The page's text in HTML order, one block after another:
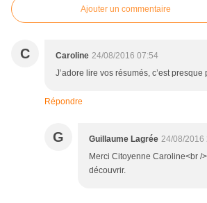
Ajouter un commentaire
C Caroline 24/08/2016 07:54
J’adore lire vos résumés, c’est presque
Répondre
G Guillaume Lagrée 24/08/2016
Merci Citoyenne Caroline<br /
découvrir.